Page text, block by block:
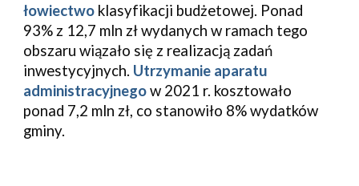
łowiectwo klasyfikacji budżetowej. Ponad
93% z 12,7 mln zł wydanych w ramach tego
obszaru wiązało się z realizacją zadań
inwestycyjnych. Utrzymanie aparatu
administracyjnego w 2021 r. kosztowało
ponad 7,2 mln zł, co stanowiło 8
gminy.